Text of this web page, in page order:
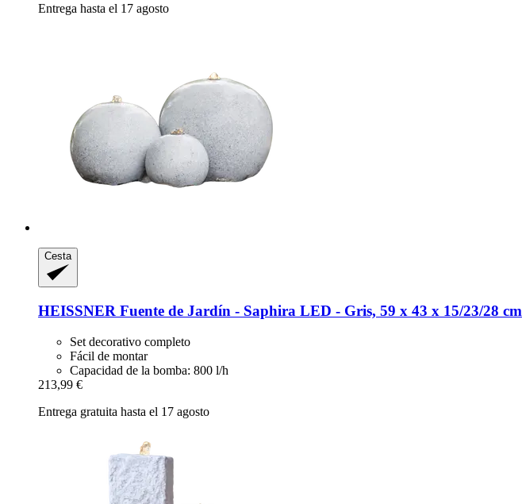
Entrega hasta el 17 agosto
Cesta
HEISSNER Fuente de Jardín -​ Saphira LED -​ Gris, 59 x 43 x 15/23/28 cm
Set decorativo completo
Fácil de montar
Capacidad de la bomba: 800 l/h
213,99 €
Entrega gratuita hasta el 17 agosto